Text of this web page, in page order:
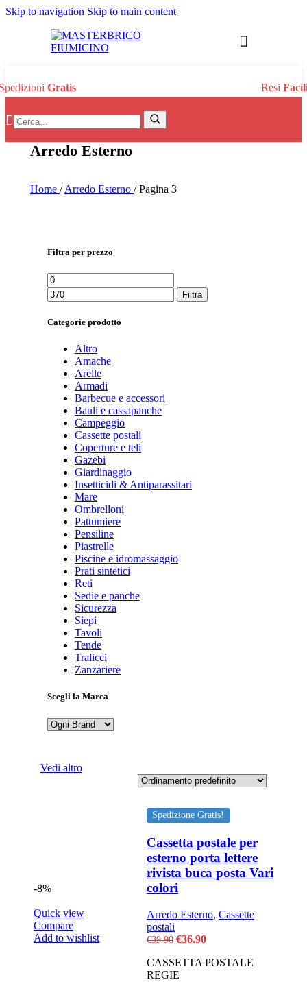
Skip to navigation Skip to main content
Gratis Resi
Search:
Search
Arredo Esterno
Home /Arredo Esterno / Pagina 3
Filtra per prezzo
Prezzo
Min
MaxFiltra
Categorie prodotto
Altro
Amache
Arelle
Armadi
Barbecue e accessori
Bauli e cassapanche
Campeggio
Cassette postali
Coperture e teli
Gazebi
Giardinaggio
Insetticidi & Antiparassitari
Mare
Ombrelloni
Pattumiere
Pensiline
Piastrelle
Piscine e idromassaggio
Prati sintetici
Reti
Sedie e panche
Sicurezza
Siepi
Tavoli
Tende
Tralicci
Zanzariere
Scegli la Marca
Vedi altro
-8%
Quick view
Compare
Add to wishlist
Spedizione Gratis!
Cassetta postale per
esterno porta lettere
rivista buca posta Vari
colori
Arredo Esterno, Cassette
postali
€39.90 Il
originale
era:
€36.90Il
attuale
CASSETTA POSTALE
REGIE